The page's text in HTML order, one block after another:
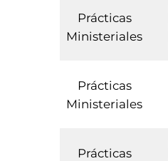
Prácticas
Ministeriales
Prácticas
Ministeriales
Prácticas